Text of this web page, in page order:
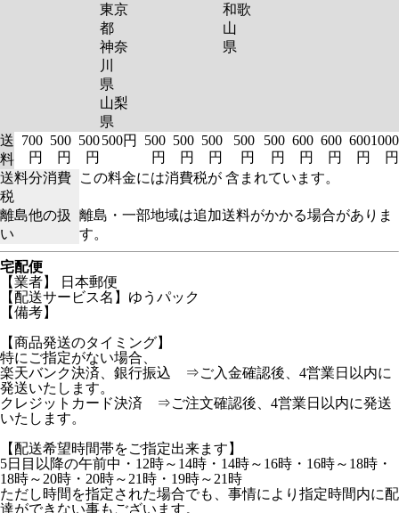
東京
都
神奈
川
県
山梨
県
和歌
山
県
送
料
700
円
500
円
500
円
500円
500
円
500
円
500
円
500
円
500
円
600
円
600
円
600
円
1000
円
送料分消費
税
この料金には消費税が 含まれています。
離島他の扱
い
離島・一部地域は追加送料がかかる場合がありま
す。
宅配便
【業者】 日本郵便
【配送サービス名】ゆうパック
【備考】
【商品発送のタイミング】
特にご指定がない場合、
楽天バンク決済、銀行振込 ⇒ご入金確認後、4営業日以内に
発送いたします。
クレジットカード決済 ⇒ご注文確認後、4営業日以内に発送
いたします。
【配送希望時間帯をご指定出来ます】
5日目以降の午前中・12時～14時・14時～16時・16時～18時・
18時～20時・20時～21時・19時～21時
ただし時間を指定された場合でも、事情により指定時間内に配
達ができない事もございます。